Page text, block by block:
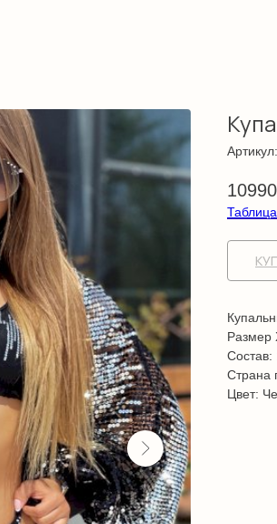
Артикул:
Размер
Состав:
Страна
Цвет: